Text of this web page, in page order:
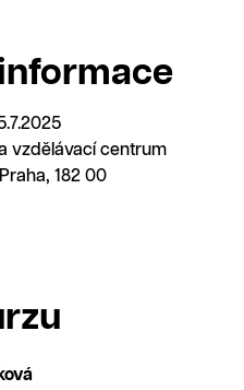
vzdělávací centrum
182 00